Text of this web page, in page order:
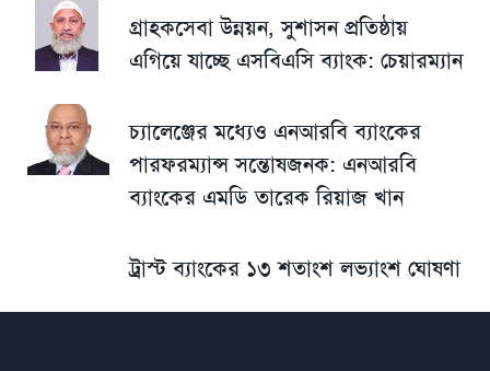
গ্রাহকসেবা উন্নয়ন, সুশাসন প্রতিষ্ঠায়
এগিয়ে যাচ্ছে এসবিএসি ব্যাংক: চেয়ারম্যান
চ্যালেঞ্জের মধ্যেও এনআরবি ব্যাংকের
পারফরম্যান্স সন্তোষজনক: এনআরবি
ব্যাংকের এমডি তারেক রিয়াজ খান
ট্রাস্ট ব্যাংকের ১৩ শতাংশ লভ্যাংশ ঘোষণা